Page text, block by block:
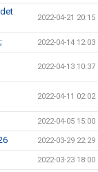
2022-04-21 20:15
2022-04-14 12:03
2022-04-13 10:37
2022-04-11 02:02
2022-04-05 15:00
2022-03-29 22:29
2022-03-23 18:00